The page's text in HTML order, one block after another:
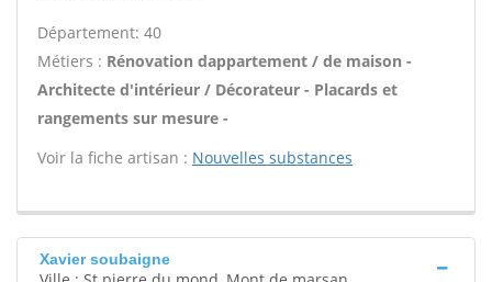
Département: 40
Métiers : Rénovation dappartement / de maison -
Architecte d'intérieur / Décorateur - Placards et
rangements sur mesure -
Voir la fiche artisan : Nouvelles substances
Xavier soubaigne